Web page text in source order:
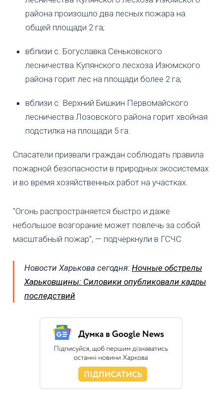
района произошло два лесных пожара на
общей площади 2 га;
вблизи с. Богуславка Сеньковского
лесничества Купянского лесхоза Изюмского
района горит лес на площади более 2 га;
вблизи с. Верхний Бишкин Первомайского
лесничества Лозовского района горит хвойная
подстилка на площади 5 га.
Спасатели призвали граждан соблюдать правила
пожарной безопасности в природных экосистемах
и во время хозяйственных работ на участках.
"Огонь распространяется быстро и даже
небольшое возгорание может повлечь за собой
масштабный пожар", — подчеркнули в ГСЧС.
Новости Харькова сегодня: Ночные обстрелы
Харьковщины: Силовики опубликовали кадры
последствий